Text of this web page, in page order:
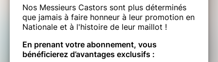
Nos Messieurs Castors sont plus déterminés
que jamais à faire honneur à leur promotion en
Nationale et à l'histoire de leur maillot !
En prenant votre abonnement, vous
bénéficierez d’avantages exclusifs :